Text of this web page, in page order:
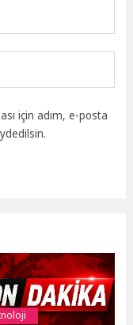
için adım, e-posta